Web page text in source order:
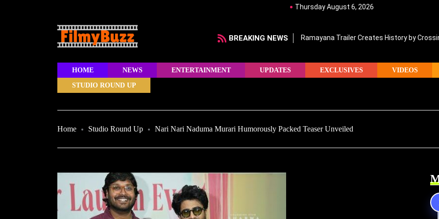
Thursday August 6, 2026
BREAKING NEWS Ramayana Trailer Creates History by
HOME NEWS ENTERTAINMENT UPDATES EXCLUSIVES VIDEOS
STUDIO ROUND UP
Home Studio Round Up Nari Nari Naduma Murari Humorously Packed Teaser Unveiled